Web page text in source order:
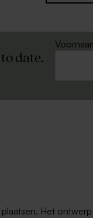
date.
Het